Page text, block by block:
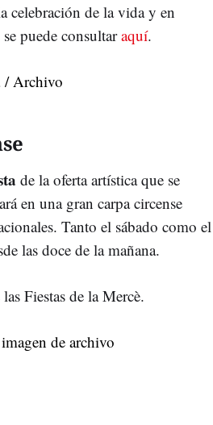
celebración de la vida y en
puede consultaraquí.
de la oferta artística que se
en una gran carpa circense
Tanto el sábado como el
las doce de la mañana.
las Fiestas de la Mercè.